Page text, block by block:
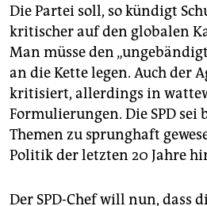
Die Partei soll, so kündigt
kritischer auf den globalen
Man müsse den
an die Kette legen. Auch der
kritisiert, allerdings in
Formulierungen. Die SPD sei
Themen zu sprunghaft
Politik der letzten 20 Jahre
Der SPD-Chef will nun, dass